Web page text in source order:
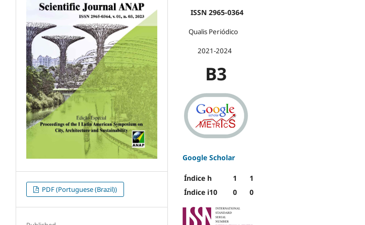
PDF (Portuguese (Brazil))
ISSN 2965-0364
Qualis Periódico
2021-2024
B3
Google Scholar
Índice h 1
1
Índice i10
0 0